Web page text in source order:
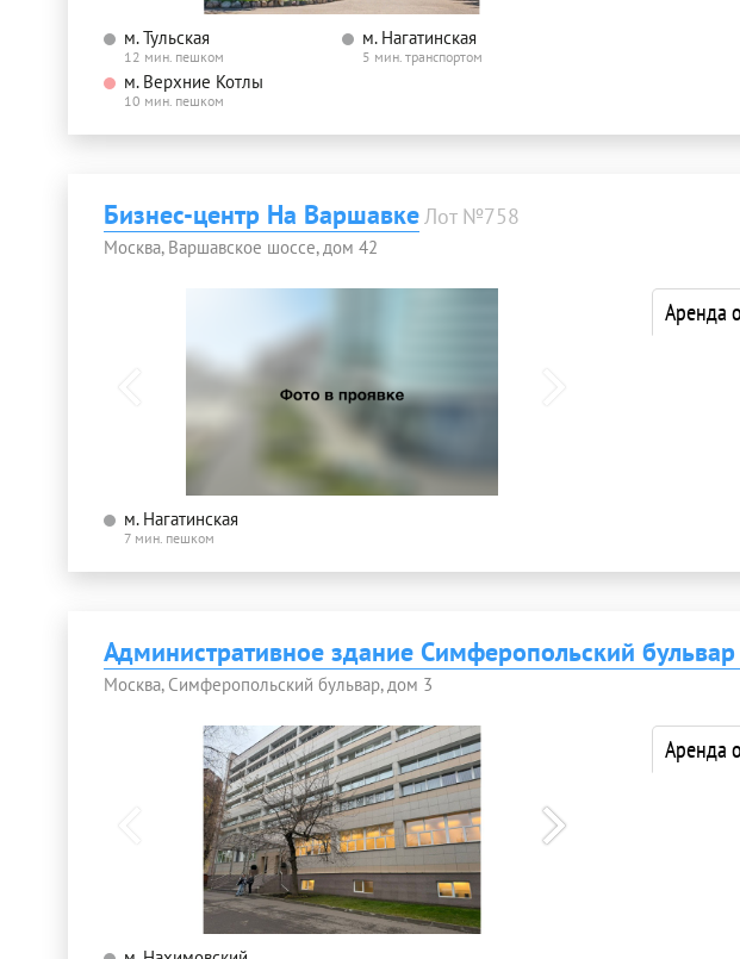
м. Тульская
12 мин. пешком
м. Нагатинская
5 мин. транспортом
м. Верхние Котлы
10 мин. пешком
Бизнес-центр На ВаршавкеЛот №758
Москва, Варшавское шоссе, дом 42
м. Нагатинская
7 мин. пешком
Аренда
Административное здание Симферопольский
Москва, Симферопольский бульвар, дом 3
Аренда